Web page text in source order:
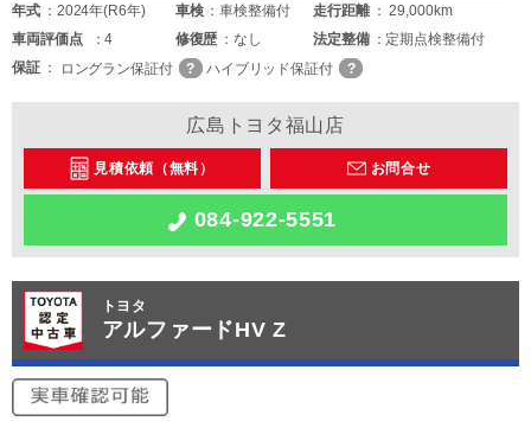
年式 2024年(R6年) 車検 車検整備付 走行距離
29,000km
車両評価点 4 修復歴 なし 法定整備
定期点検整備付
保証
ロングラン保証付 ハイブリッド保証付
広島トヨタ福山店
見積依頼（無料） お問合せ
084-922-5551
トヨタ
アルファードHV Z